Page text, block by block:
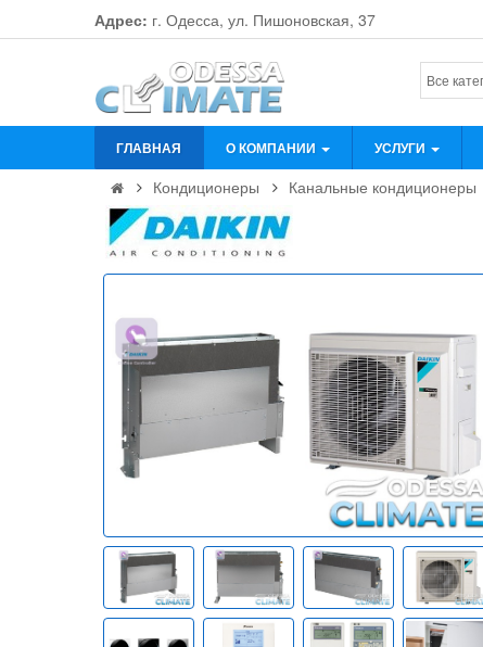
Адрес: г. Одесса, ул. Пишоновская, 37
ГЛАВНАЯ О КОМПАНИИ УСЛУГИ
Кондиционеры
Канальные кондиционеры